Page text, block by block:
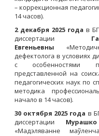
– коррекционная
14 часов).
2 декабря 2025 года в
диссертации
Евгеньевны
дефектолога в условиях
с особенностями
представленной на
педагогических наук по
методика
начало в 14 часов).
30 октября 2025 года в
диссертации
«Мадэляванне